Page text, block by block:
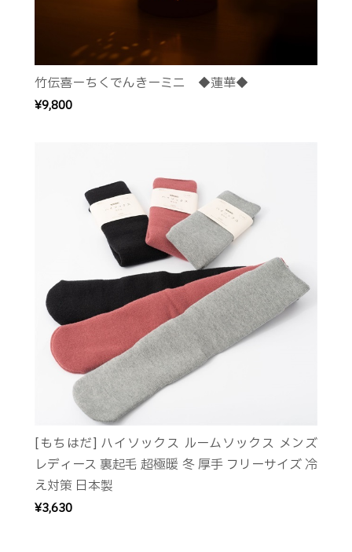
竹伝喜ーちくでんきーミニ ◆蓮華◆
¥9,800
[もちはだ] ハイソックス ルームソックス メンズ
レディース 裏起毛 超極暖 冬 厚手 フリーサイズ 冷
え対策 日本製
¥3,630